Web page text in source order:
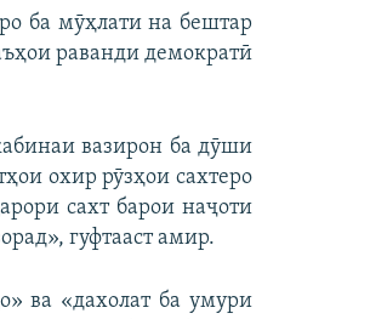
ба мӯҳлати на бештар
раванди демократӣ
вазирон ба дӯши
охир рӯзҳои сахтеро
сахт барои наҷоти
гуфтааст амир.
ва «дахолат ба умури